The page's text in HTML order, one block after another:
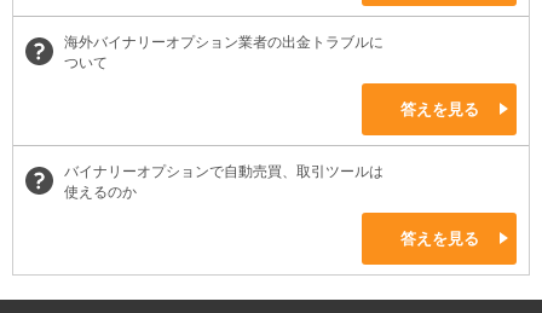
海外バイナリーオプション業者の出金トラブルに
ついて
答えを見る
バイナリーオプションで自動売買、取引ツールは
使えるのか
答えを見る